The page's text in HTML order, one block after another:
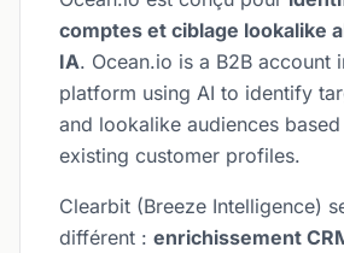
comptes et ciblage lookalike
IA. Ocean.io is a B2B account
platform using AI to identify
and lookalike audiences
existing customer profiles.
Clearbit (Breeze Intelligence)
différent : enrichissement